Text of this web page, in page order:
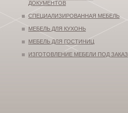
ДОКУМЕНТОВ
СПЕЦИАЛИЗИРОВАННАЯ МЕБЕЛЬ
МЕБЕЛЬ ДЛЯ КУХОНЬ
МЕБЕЛЬ ДЛЯ ГОСТИНИЦ
ИЗГОТОВЛЕНИЕ МЕБЕЛИ ПОД ЗАКАЗ